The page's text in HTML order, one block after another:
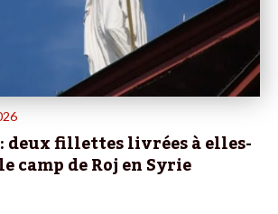
deux fillettes livrées à elles-
camp de Roj en Syrie